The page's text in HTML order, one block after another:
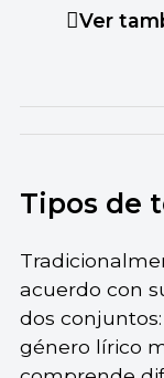
Ver
Tipos de
acuerdo con
dos
género lírico